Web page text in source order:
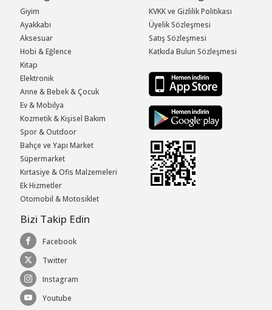
Giyim
Ayakkabı
Aksesuar
Hobi & Eğlence
Kitap
Elektronik
Anne & Bebek & Çocuk
Ev & Mobilya
Kozmetik & Kişisel Bakım
Spor & Outdoor
Bahçe ve Yapı Market
Süpermarket
Kırtasiye & Ofis Malzemeleri
Ek Hizmetler
Otomobil & Motosiklet
KVKK ve Gizlilik Politikası
Üyelik Sözleşmesi
Satış Sözleşmesi
Katkıda Bulun Sözleşmesi
Bizi Takip Edin
Facebook
Twitter
Instagram
Youtube